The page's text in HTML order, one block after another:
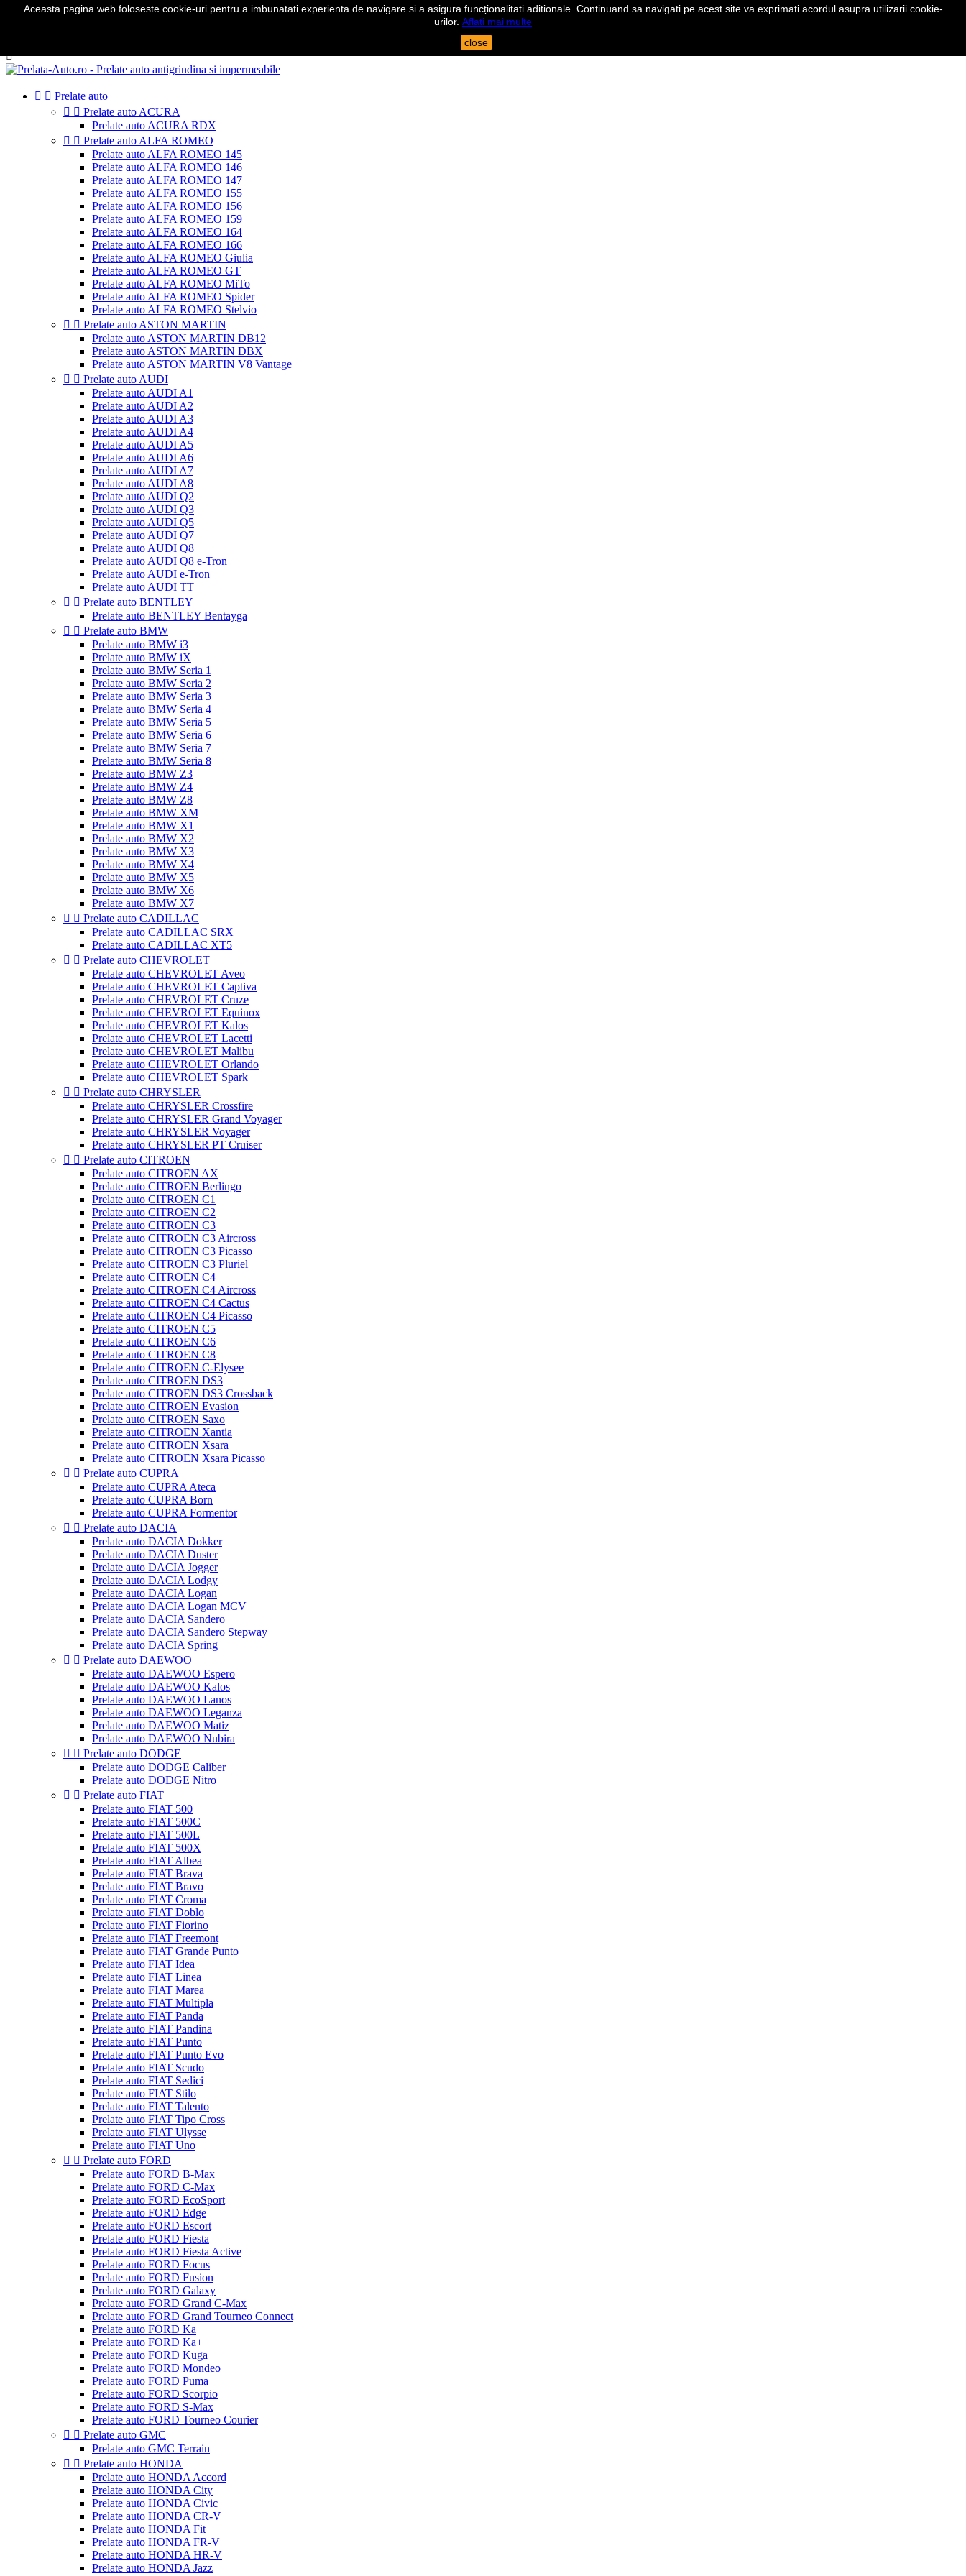
Telefon:0724 571 115

  Prelate auto
  Prelate auto ACURA
Prelate auto ACURA RDX
  Prelate auto ALFA ROMEO
Prelate auto ALFA ROMEO 145
Prelate auto ALFA ROMEO 146
Prelate auto ALFA ROMEO 147
Prelate auto ALFA ROMEO 155
Prelate auto ALFA ROMEO 156
Prelate auto ALFA ROMEO 159
Prelate auto ALFA ROMEO 164
Prelate auto ALFA ROMEO 166
Prelate auto ALFA ROMEO Giulia
Prelate auto ALFA ROMEO GT
Prelate auto ALFA ROMEO MiTo
Prelate auto ALFA ROMEO Spider
Prelate auto ALFA ROMEO Stelvio
  Prelate auto ASTON MARTIN
Prelate auto ASTON MARTIN DB12
Prelate auto ASTON MARTIN DBX
Prelate auto ASTON MARTIN V8 Vantage
  Prelate auto AUDI
Prelate auto AUDI A1
Prelate auto AUDI A2
Prelate auto AUDI A3
Prelate auto AUDI A4
Prelate auto AUDI A5
Prelate auto AUDI A6
Prelate auto AUDI A7
Prelate auto AUDI A8
Prelate auto AUDI Q2
Prelate auto AUDI Q3
Prelate auto AUDI Q5
Prelate auto AUDI Q7
Prelate auto AUDI Q8
Prelate auto AUDI Q8 e-Tron
Prelate auto AUDI e-Tron
Prelate auto AUDI TT
  Prelate auto BENTLEY
Prelate auto BENTLEY Bentayga
  Prelate auto BMW
Prelate auto BMW i3
Prelate auto BMW iX
Prelate auto BMW Seria 1
Prelate auto BMW Seria 2
Prelate auto BMW Seria 3
Prelate auto BMW Seria 4
Prelate auto BMW Seria 5
Prelate auto BMW Seria 6
Prelate auto BMW Seria 7
Prelate auto BMW Seria 8
Prelate auto BMW Z3
Prelate auto BMW Z4
Prelate auto BMW Z8
Prelate auto BMW XM
Prelate auto BMW X1
Prelate auto BMW X2
Prelate auto BMW X3
Prelate auto BMW X4
Prelate auto BMW X5
Prelate auto BMW X6
Prelate auto BMW X7
  Prelate auto CADILLAC
Prelate auto CADILLAC SRX
Prelate auto CADILLAC XT5
  Prelate auto CHEVROLET
Prelate auto CHEVROLET Aveo
Prelate auto CHEVROLET Captiva
Prelate auto CHEVROLET Cruze
Prelate auto CHEVROLET Equinox
Prelate auto CHEVROLET Kalos
Prelate auto CHEVROLET Lacetti
Prelate auto CHEVROLET Malibu
Prelate auto CHEVROLET Orlando
Prelate auto CHEVROLET Spark
  Prelate auto CHRYSLER
Prelate auto CHRYSLER Crossfire
Prelate auto CHRYSLER Grand Voyager
Prelate auto CHRYSLER Voyager
Prelate auto CHRYSLER PT Cruiser
  Prelate auto CITROEN
Prelate auto CITROEN AX
Prelate auto CITROEN Berlingo
Prelate auto CITROEN C1
Prelate auto CITROEN C2
Prelate auto CITROEN C3
Prelate auto CITROEN C3 Aircross
Prelate auto CITROEN C3 Picasso
Prelate auto CITROEN C3 Pluriel
Prelate auto CITROEN C4
Prelate auto CITROEN C4 Aircross
Prelate auto CITROEN C4 Cactus
Prelate auto CITROEN C4 Picasso
Prelate auto CITROEN C5
Prelate auto CITROEN C6
Prelate auto CITROEN C8
Prelate auto CITROEN C-Elysee
Prelate auto CITROEN DS3
Prelate auto CITROEN DS3 Crossback
Prelate auto CITROEN Evasion
Prelate auto CITROEN Saxo
Prelate auto CITROEN Xantia
Prelate auto CITROEN Xsara
Prelate auto CITROEN Xsara Picasso
  Prelate auto CUPRA
Prelate auto CUPRA Ateca
Prelate auto CUPRA Born
Prelate auto CUPRA Formentor
  Prelate auto DACIA
Prelate auto DACIA Dokker
Prelate auto DACIA Duster
Prelate auto DACIA Jogger
Prelate auto DACIA Lodgy
Prelate auto DACIA Logan
Prelate auto DACIA Logan MCV
Prelate auto DACIA Sandero
Prelate auto DACIA Sandero Stepway
Prelate auto DACIA Spring
  Prelate auto DAEWOO
Prelate auto DAEWOO Espero
Prelate auto DAEWOO Kalos
Prelate auto DAEWOO Lanos
Prelate auto DAEWOO Leganza
Prelate auto DAEWOO Matiz
Prelate auto DAEWOO Nubira
  Prelate auto DODGE
Prelate auto DODGE Caliber
Prelate auto DODGE Nitro
  Prelate auto FIAT
Prelate auto FIAT 500
Prelate auto FIAT 500C
Prelate auto FIAT 500L
Prelate auto FIAT 500X
Prelate auto FIAT Albea
Prelate auto FIAT Brava
Prelate auto FIAT Bravo
Prelate auto FIAT Croma
Prelate auto FIAT Doblo
Prelate auto FIAT Fiorino
Prelate auto FIAT Freemont
Prelate auto FIAT Grande Punto
Prelate auto FIAT Idea
Prelate auto FIAT Linea
Prelate auto FIAT Marea
Prelate auto FIAT Multipla
Prelate auto FIAT Panda
Prelate auto FIAT Pandina
Prelate auto FIAT Punto
Prelate auto FIAT Punto Evo
Prelate auto FIAT Scudo
Prelate auto FIAT Sedici
Prelate auto FIAT Stilo
Prelate auto FIAT Talento
Prelate auto FIAT Tipo Cross
Prelate auto FIAT Ulysse
Prelate auto FIAT Uno
  Prelate auto FORD
Prelate auto FORD B-Max
Prelate auto FORD C-Max
Prelate auto FORD EcoSport
Prelate auto FORD Edge
Prelate auto FORD Escort
Prelate auto FORD Fiesta
Prelate auto FORD Fiesta Active
Prelate auto FORD Focus
Prelate auto FORD Fusion
Prelate auto FORD Galaxy
Prelate auto FORD Grand C-Max
Prelate auto FORD Grand Tourneo Connect
Prelate auto FORD Ka
Prelate auto FORD Ka+
Prelate auto FORD Kuga
Prelate auto FORD Mondeo
Prelate auto FORD Puma
Prelate auto FORD Scorpio
Prelate auto FORD S-Max
Prelate auto FORD Tourneo Courier
  Prelate auto GMC
Prelate auto GMC Terrain
  Prelate auto HONDA
Prelate auto HONDA Accord
Prelate auto HONDA City
Prelate auto HONDA Civic
Prelate auto HONDA CR-V
Prelate auto HONDA Fit
Prelate auto HONDA FR-V
Prelate auto HONDA HR-V
Prelate auto HONDA Jazz
Aceasta pagina web foloseste cookie-uri pentru a imbunatati experienta de navigare si a asigura funcționalitati aditionale. Continuand sa navigati pe acest site va exprimati acordul asupra utilizarii cookie-
urilor. Aflati mai multe
close